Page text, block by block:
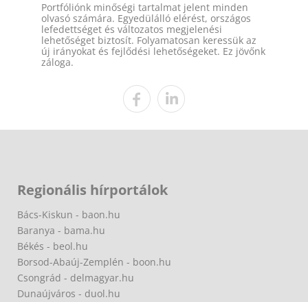
Portfóliónk minőségi tartalmat jelent minden
olvasó számára. Egyedülálló elérést, országos
lefedettséget és változatos megjelenési
lehetőséget biztosít. Folyamatosan keressük az
új irányokat és fejlődési lehetőségeket. Ez jövőnk
záloga.
Regionális hírportálok
Bács-Kiskun - baon.hu
Baranya - bama.hu
Békés - beol.hu
Borsod-Abaúj-Zemplén - boon.hu
Csongrád - delmagyar.hu
Dunaújváros - duol.hu